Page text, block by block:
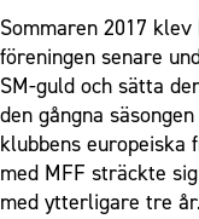
Vanliga frågor om
Karriärakademin
Grundskolefotboll
Skolakademier
Fonder
Närstående
Policydokument
Personuppgiftspolicy
Sommaren 2017
föreningen senare
SM-guld och sätta
den gångna
klubbens europeiska
med MFF sträckte
med ytterligare tre